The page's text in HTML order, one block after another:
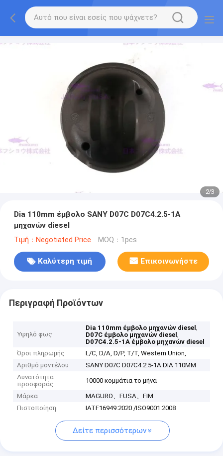
2/3
Dia 110mm έμβολο SANY D07C D07C4.2.5-1A
μηχανών diesel
Τιμή：Negotiated Price MOQ：1pcs
Καλύτερη τιμή Επικοινωνήστε
Περιγραφή Προϊόντων
Υψηλό φως
Dia 110mm έμβολο μηχανών diesel,
D07C έμβολο μηχανών diesel,
D07C4.2.5-1A έμβολο μηχανών diesel
Όροι πληρωμής
L/C, D/A, D/P, T/T, Western Union,
Αριθμό μοντέλου
SANY D07C D07C4.2.5-1A DIA 110MM
Δυνατότητα
προσφοράς
10000 κομμάτια το μήνα
Μάρκα
MAGURO、FUSA、FIM
Πιστοποίηση
IATF16949:2020 /ISO9001:2008
Δείτε περισσότερων